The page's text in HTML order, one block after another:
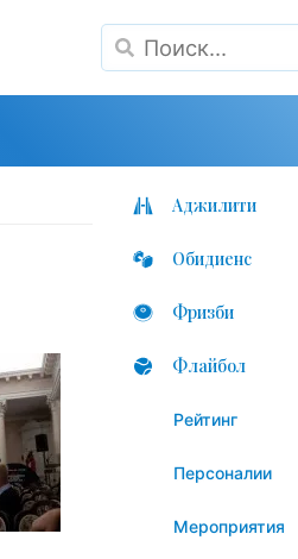
Поиск
Аджилити
Обидиенс
Фризби
Флайбол
Рейтинг
Персоналии
Мероприятия